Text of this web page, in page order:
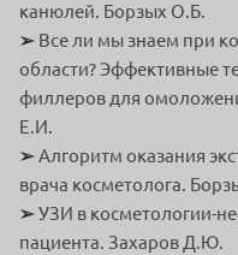
канюлей. Борзых О.Б.
➢ Все ли мы знаем при
области? Эффективные
филлеров для
Е.И.
➢Алгоритм оказания
врача косметолога.
➢УЗИ в косметологии-
пациента. Захаров Д.Ю.